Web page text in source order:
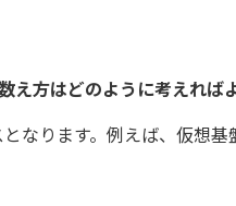
え方はどのように考えれば
なります。例えば、仮想